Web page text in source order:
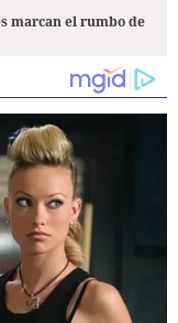
marcan el rumbo de